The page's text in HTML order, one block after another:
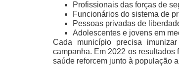
Profissionais das forças de
Funcionários do sistema de
Pessoas privadas de
Adolescentes e jovens em
Cada município precisa
campanha. Em 2022 os
saúde reforcem junto à população